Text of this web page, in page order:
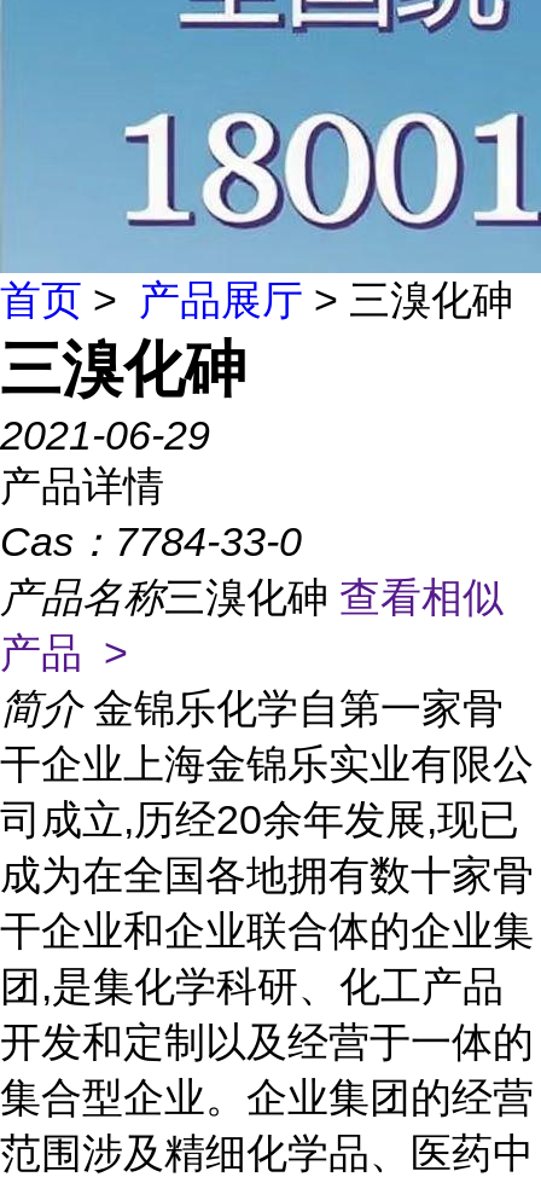
首页 > 产品展厅 > 三溴化砷
三溴化砷
2021-06-29
产品详情
Cas： 7784-33-0
产品名称三溴化砷 查看相似
产品 >
简介 金锦乐化学自第一家骨
干企业上海金锦乐实业有限公
司成立,历经20余年发展,现已
成为在全国各地拥有数十家骨
干企业和企业联合体的企业集
团,是集化学科研、化工产品
开发和定制以及经营于一体的
集合型企业。企业集团的经营
范围涉及精细化学品、医药中